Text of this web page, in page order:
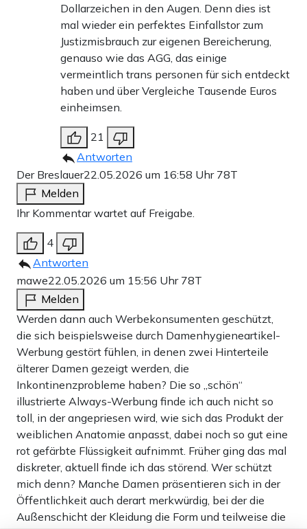
Dollarzeichen in den Augen. Denn dies ist
mal wieder ein perfektes Einfallstor zum
Justizmisbrauch zur eigenen Bereicherung,
genauso wie das AGG, das einige
vermeintlich trans personen für sich entdeckt
haben und über Vergleiche Tausende Euros
einheimsen.
21
Antworten
Der Breslauer22.05.2026 um 16:58 Uhr 78T
Melden
Ihr Kommentar wartet auf Freigabe.
4
Antworten
mawe22.05.2026 um 15:56 Uhr 78T
Melden
Werden dann auch Werbekonsumenten geschützt,
die sich beispielsweise durch Damenhygieneartikel-
Werbung gestört fühlen, in denen zwei Hinterteile
älterer Damen gezeigt werden, die
Inkontinenzprobleme haben? Die so „schön“
illustrierte Always-Werbung finde ich auch nicht so
toll, in der angepriesen wird, wie sich das Produkt der
weiblichen Anatomie anpasst, dabei noch so gut eine
rot gefärbte Flüssigkeit aufnimmt. Früher ging das mal
diskreter, aktuell finde ich das störend. Wer schützt
mich denn? Manche Damen präsentieren sich in der
Öffentlichkeit auch derart merkwürdig, bei der die
Außenschicht der Kleidung die Form und teilweise die